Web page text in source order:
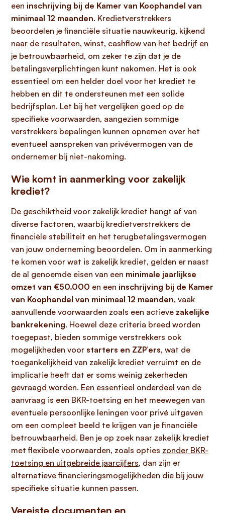
een inschrijving bij de Kamer van Koophandel van
minimaal 12 maanden. Kredietverstrekkers
beoordelen je financiële situatie nauwkeurig, kijkend
naar de resultaten, winst, cashflow van het bedrijf en
je betrouwbaarheid, om zeker te zijn dat je de
betalingsverplichtingen kunt nakomen. Het is ook
essentieel om een helder doel voor het krediet te
hebben en dit te ondersteunen met een solide
bedrijfsplan. Let bij het vergelijken goed op de
specifieke voorwaarden, aangezien sommige
verstrekkers bepalingen kunnen opnemen over het
eventueel aanspreken van privévermogen van de
ondernemer bij niet-nakoming.
Wie komt in aanmerking voor zakelijk
krediet?
De geschiktheid voor zakelijk krediet hangt af van
diverse factoren, waarbij kredietverstrekkers de
financiële stabiliteit en het terugbetalingsvermogen
van jouw onderneming beoordelen. Om in aanmerking
te komen voor wat is zakelijk krediet, gelden er naast
de al genoemde eisen van een minimale jaarlijkse
omzet van €50.000 en een inschrijving bij de Kamer
van Koophandel van minimaal 12 maanden, vaak
aanvullende voorwaarden zoals een actieve zakelijke
bankrekening. Hoewel deze criteria breed worden
toegepast, bieden sommige verstrekkers ook
mogelijkheden voor starters en ZZP’ers, wat de
toegankelijkheid van zakelijk krediet verruimt en de
implicatie heeft dat er soms weinig zekerheden
gevraagd worden. Een essentieel onderdeel van de
aanvraag is een BKR-toetsing en het meewegen van
eventuele persoonlijke leningen voor privé uitgaven
om een compleet beeld te krijgen van je financiële
betrouwbaarheid. Ben je op zoek naar zakelijk krediet
met flexibele voorwaarden, zoals opties zonder BKR-
toetsing en uitgebreide jaarcijfers, dan zijn er
alternatieve financieringsmogelijkheden die bij jouw
specifieke situatie kunnen passen.
Vereiste documenten en